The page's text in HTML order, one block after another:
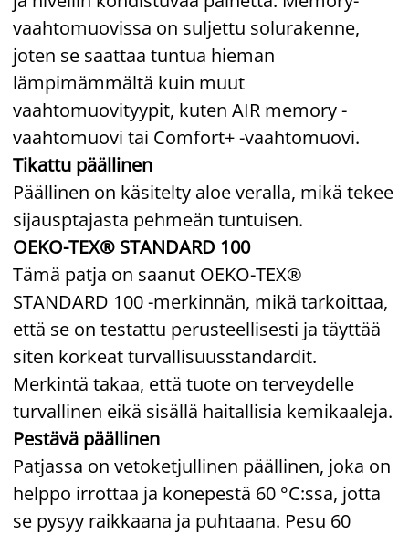
vaahtomuovissa on suljettu solurakenne,
joten se saattaa tuntua hieman
lämpimämmältä kuin muut
vaahtomuovityypit, kuten AIR memory -
vaahtomuovi tai Comfort+ -vaahtomuovi.
Tikattu päällinen
Päällinen on käsitelty aloe veralla, mikä tekee
sijausptajasta pehmeän tuntuisen.
OEKO-TEX® STANDARD 100
Tämä patja on saanut OEKO-TEX®
STANDARD 100 -merkinnän, mikä tarkoittaa,
että se on testattu perusteellisesti ja täyttää
siten korkeat turvallisuusstandardit.
Merkintä takaa, että tuote on terveydelle
turvallinen eikä sisällä haitallisia kemikaaleja.
Pestävä päällinen
Patjassa on vetoketjullinen päällinen, joka on
helppo irrottaa ja konepestä 60 °C:ssa, jotta
se pysyy raikkaana ja puhtaana. Pesu 60